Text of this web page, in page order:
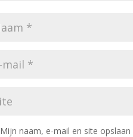
Mijn naam, e-mail en site